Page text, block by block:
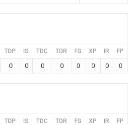
TDP IS TDC TDR FG XP IR FP
0 0 0 0 0 0 0 0
TDP IS TDC TDR FG XP IR FP